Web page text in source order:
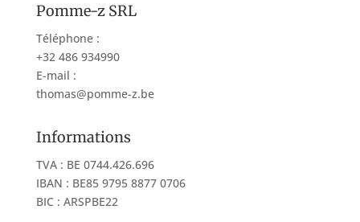
Pomme-z SRL
Téléphone :
+32 486 934990
E-mail :
thomas@pomme-z.be
Informations
TVA : BE 0744.426.696
IBAN : BE85 9795 8877 0706
BIC : ARSPBE22